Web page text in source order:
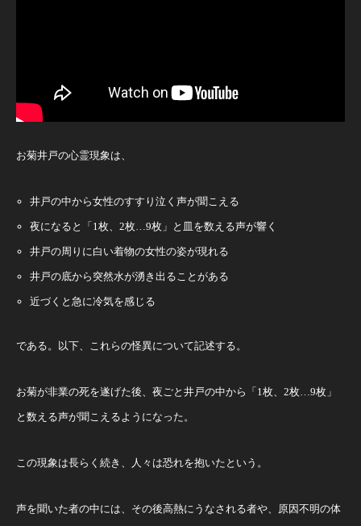
お菊井戸の心霊現象は、
井戸の中から女性のすすり泣く声が聞こえる
夜になると「1枚、2枚…9枚」と皿を数える声が響く
井戸の周りに白い着物の女性の姿が現れる
井戸の底から突然水が湧き出ることがある
近づくと急に冷気を感じる
である。以下、これらの怪異について記述する。
お菊が非業の死を遂げた後、夜ごと井戸の中から「1枚、2枚…9枚」
と数える声が聞こえるようになった。
この現象は長らく続き、人々は恐れを抱いたという。
声を聞いた者の中には、その後高熱にうなされる者や、原因不明の体